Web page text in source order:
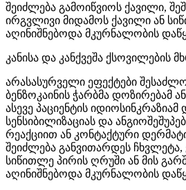
შეიძლება გამოიწვიოს ქავილი,
ირგვლივი მიდამოს ქავილი ან
აღინიშნებოდა მკურნალობის
კანისა და კანქვეშა ქსოვილების
არასასურველი ეფექტები
ბენზოკაინის ჭარბმა დოზირებამ
ასევე პაციენტის
სენსიბილიზაციას და
რეაქციით ან კონტაქტური
შეიძლება განვითარდეს ჩხვლეტა,
სიწითლე პირის ღრუში ან მის
აღინიშნებოდა მკურნალობის